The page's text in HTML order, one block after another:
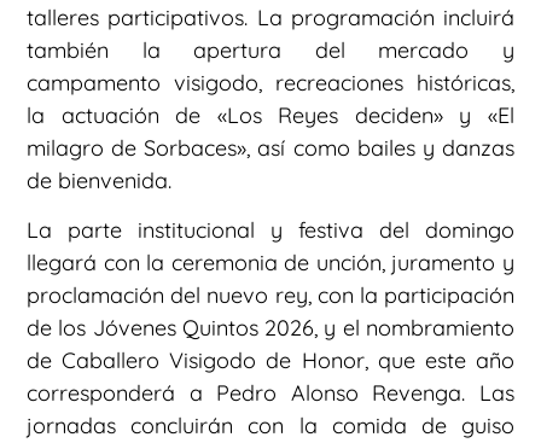
talleres participativos. La programación incluirá
también la apertura del mercado y
campamento visigodo, recreaciones históricas,
la actuación de «Los Reyes deciden» y «El
milagro de Sorbaces», así como bailes y danzas
de bienvenida.
La parte institucional y festiva del domingo
llegará con la ceremonia de unción, juramento y
proclamación del nuevo rey, con la participación
de los Jóvenes Quintos 2026, y el nombramiento
de Caballero Visigodo de Honor, que este año
corresponderá a Pedro Alonso Revenga. Las
jornadas concluirán con la comida de guiso